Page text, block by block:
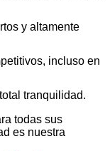
y altamente
incluso en
tranquilidad.
todas sus
es nuestra